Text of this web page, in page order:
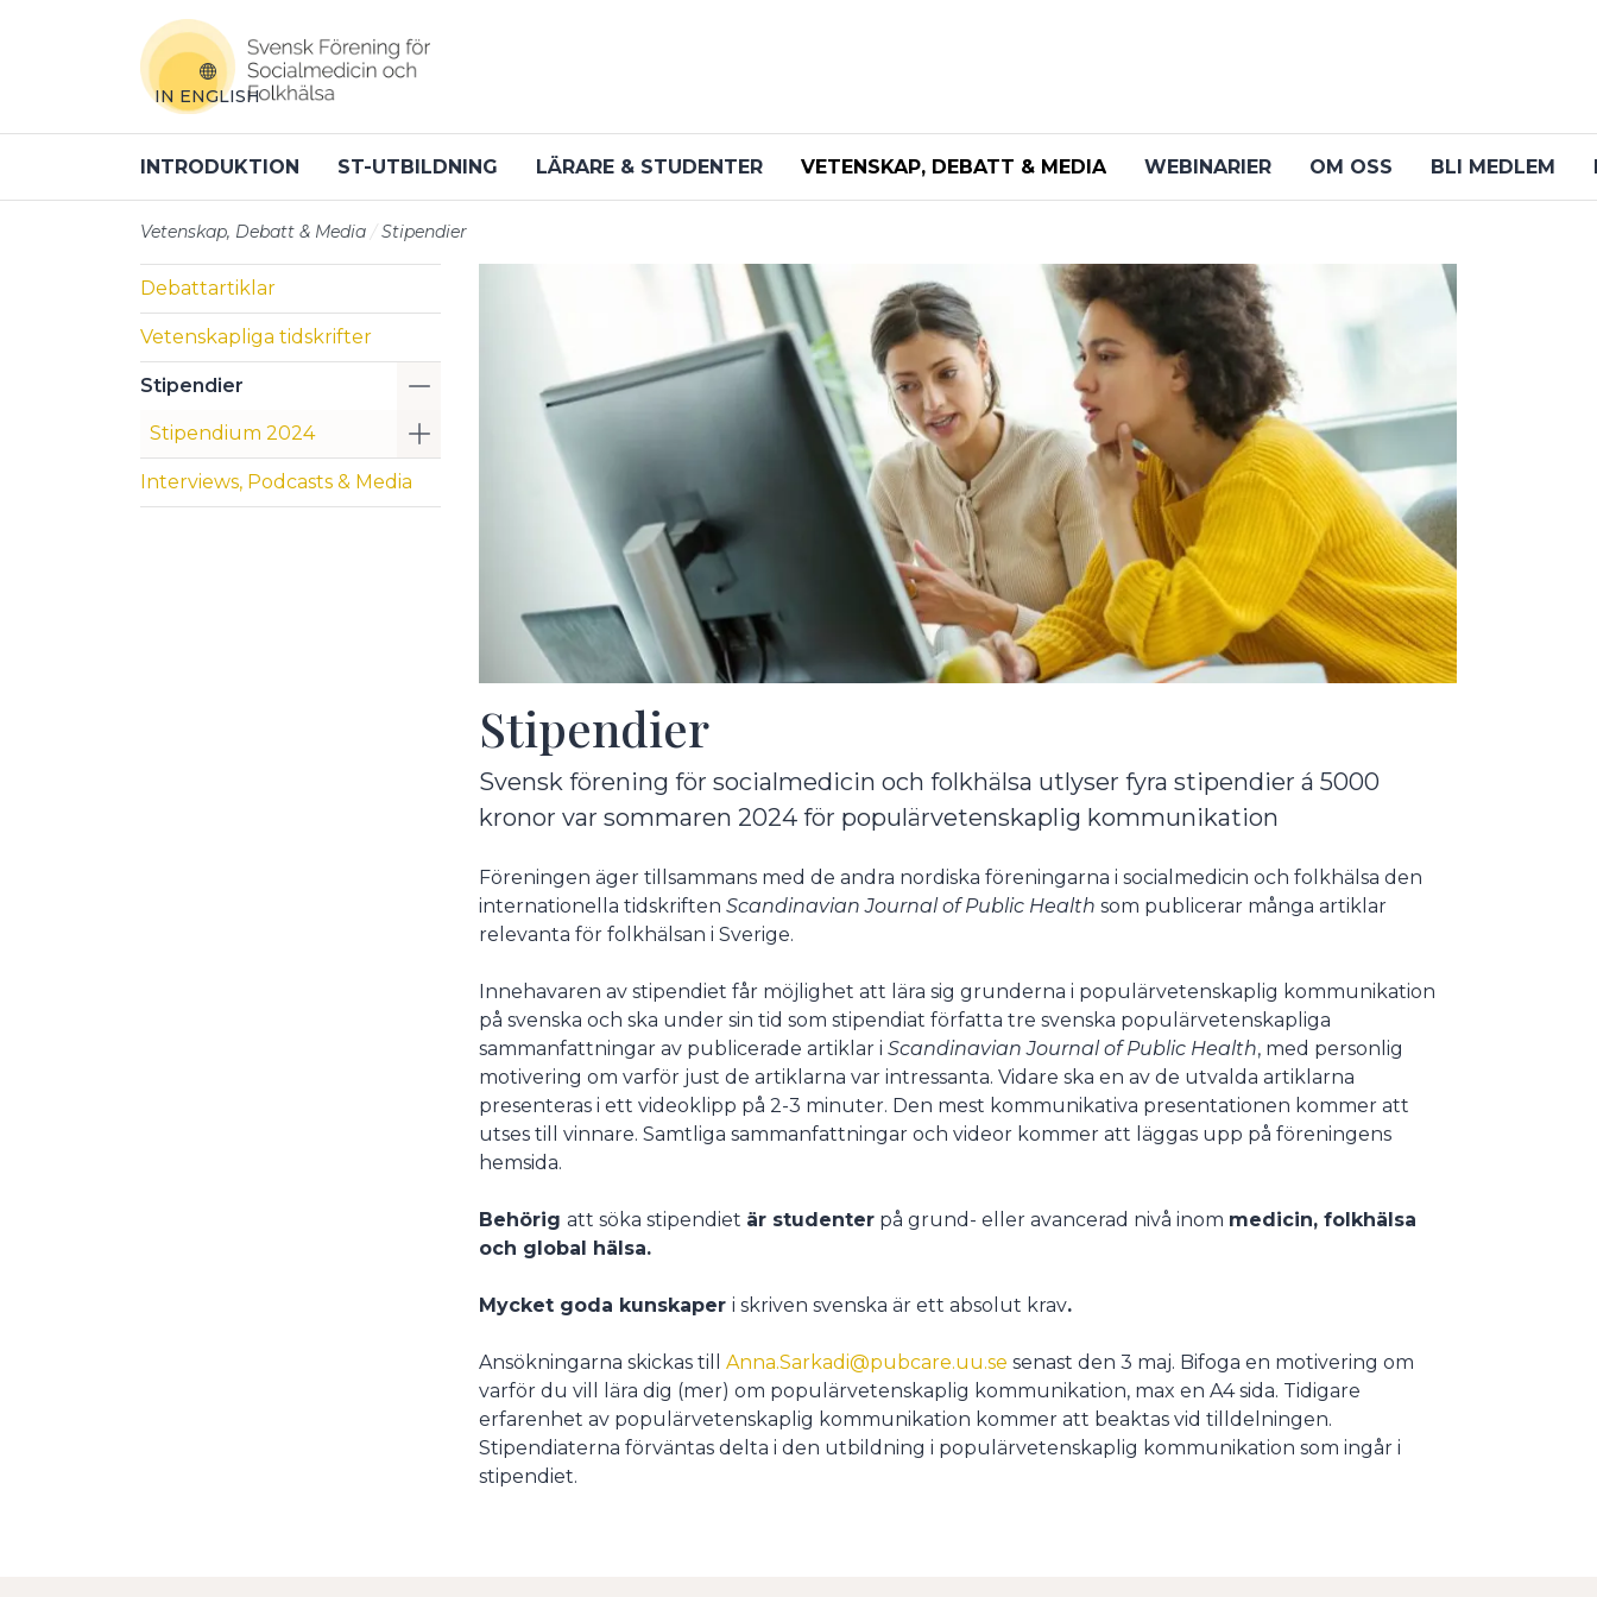
INTRODUKTION ST-UTBILDNING LÄRARE & STUDENTER VETENSKAP, DEBATT & MEDIA WEBINARIER OM OSS BLI MEDLEM
IN ENGLISH
Vetenskap, Debatt & Media Stipendier
Debattartiklar
Vetenskapliga tidskrifter
Stipendier Visa/Göm undermeny
Stipendium 2024 Visa/Göm undermeny
Interviews, Podcasts & Media
Stipendier
Svensk förening för socialmedicin och folkhälsa utlyser fyra stipendier á 5000
kronor var sommaren 2024 för populärvetenskaplig kommunikation
Föreningen äger tillsammans med de andra nordiska föreningarna i socialmedicin och folkhälsa den
internationella tidskriften Scandinavian Journal of Public Health som publicerar många artiklar
relevanta för folkhälsan i Sverige.
Innehavaren av stipendiet får möjlighet att lära sig grunderna i populärvetenskaplig kommunikation
på svenska och ska under sin tid som stipendiat författa tre svenska populärvetenskapliga
sammanfattningar av publicerade artiklar i Scandinavian Journal of Public Health, med personlig
motivering om varför just de artiklarna var intressanta. Vidare ska en av de utvalda artiklarna
presenteras i ett videoklipp på 2-3 minuter. Den mest kommunikativa presentationen kommer att
utses till vinnare. Samtliga sammanfattningar och videor kommer att läggas upp på föreningens
hemsida.
Behörig att söka stipendiet är studenter på grund- eller avancerad nivå inom medicin, folkhälsa
och global hälsa.
Mycket goda kunskaper i skriven svenska är ett absolut krav.
Ansökningarna skickas till Anna.Sarkadi@pubcare.uu.se senast den 3 maj. Bifoga en motivering om
varför du vill lära dig (mer) om populärvetenskaplig kommunikation, max en A4 sida. Tidigare
erfarenhet av populärvetenskaplig kommunikation kommer att beaktas vid tilldelningen.
Stipendiaterna förväntas delta i den utbildning i populärvetenskaplig kommunikation som ingår i
stipendiet.